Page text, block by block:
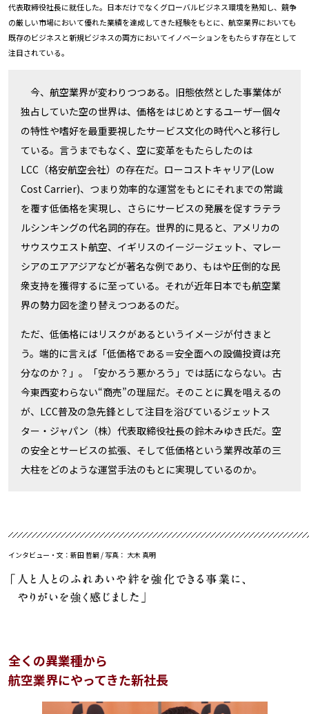
代表取締役社長に就任した。日本だけでなくグローバルビジネス環境を熟知し、競争
の厳しい市場において優れた業績を達成してきた経験をもとに、航空業界においても
既存のビジネスと新規ビジネスの両方においてイノベーションをもたらす存在として
注目されている。
今、航空業界が変わりつつある。旧態依然とした事業体が
独占していた空の世界は、価格をはじめとするユーザー個々
の特性や嗜好を最重要視したサービス文化の時代へと移行し
ている。言うまでもなく、空に変革をもたらしたのは
LCC（格安航空会社）の存在だ。ローコストキャリア(Low
Cost Carrier)、つまり効率的な運営をもとにそれまでの常識
を覆す低価格を実現し、さらにサービスの発展を促すラテラ
ルシンキングの代名詞的存在。世界的に見ると、アメリカの
サウスウエスト航空、イギリスのイージージェット、マレー
シアのエアアジアなどが著名な例であり、もはや圧倒的な民
衆支持を獲得するに至っている。それが近年日本でも航空業
界の勢力図を塗り替えつつあるのだ。
ただ、低価格にはリスクがあるというイメージが付きまと
う。端的に言えば「低価格である＝安全面への設備投資は充
分なのか？」。「安かろう悪かろう」では話にならない。古
今東西変わらない“商売”の理屈だ。そのことに異を唱えるの
が、LCC普及の急先鋒として注目を浴びているジェットス
ター・ジャパン（株）代表取締役社長の鈴木みゆき氏だ。空
の安全とサービスの拡張、そして低価格という業界改革の三
大柱をどのような運営手法のもとに実現しているのか。
インタビュー・文：新田 哲嗣 / 写真： 大木 真明
全くの異業種から
航空業界にやってきた新社長